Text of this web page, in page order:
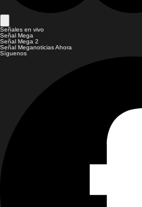
Señales en vivo
Señal Mega
Señal Mega 2
Señal Meganoticias Ahora
Síguenos